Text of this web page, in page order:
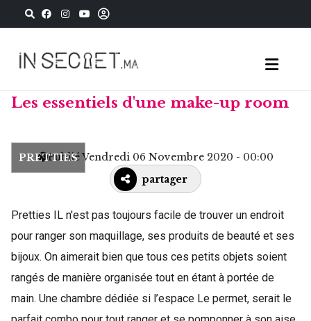
Les essentiels d'une make-up room
PRETTIESPublié Vendredi 06 Novembre 2020 - 00:00
partager
Pretties IL n'est pas toujours facile de trouver un endroit
pour ranger son maquillage, ses produits de beauté et ses
bijoux. On aimerait bien que tous ces petits objets soient
rangés de manière organisée tout en étant à portée de
main. Une chambre dédiée si l’espace Le permet, serait le